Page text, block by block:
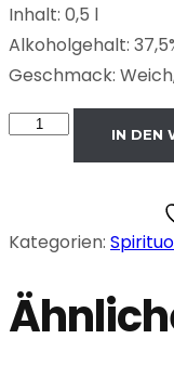
Inhalt: 0,5 l
Alkoholgehalt:
Geschmack:
Smirnoff
VOL
Menge
IN DEN
Kategorien: